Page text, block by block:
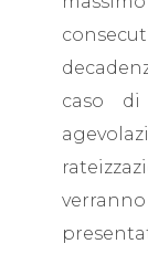
caso di